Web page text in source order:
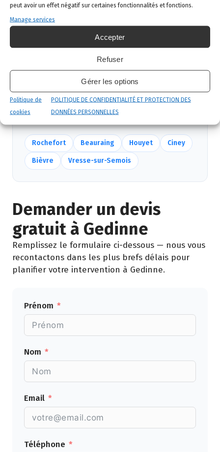
peut avoir un effet négatif sur certaines fonctionnalités et fonctions.
Manage services
Accepter
Refuser
Gérer les options
Politique de
cookies
POLITIQUE DE CONFIDENTIALITÉ ET PROTECTION DES
DONNÉES PERSONNELLES
Intervention ciblée: traitement adapté,
produits certifiés, sécurité maximale, discrétion
garantie.
Nous intervenons aussi près de Gedinne
Mêmes équipes, mêmes délais — voir
Rochefort Beauraing Houyet Ciney
Bièvre Vresse-sur-Semois
Demander un devis
gratuit à Gedinne
Remplissez le formulaire ci-dessous — nous vous
recontactons dans les plus brefs délais pour
planifier votre intervention à Gedinne.
Prénom
Nom
Email
Téléphone